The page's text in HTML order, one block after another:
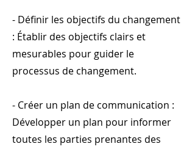
- Définir les objectifs du changement
: Établir des objectifs clairs et
mesurables pour guider le
processus de changement.
- Créer un plan de communication :
Développer un plan pour informer
toutes les parties prenantes des